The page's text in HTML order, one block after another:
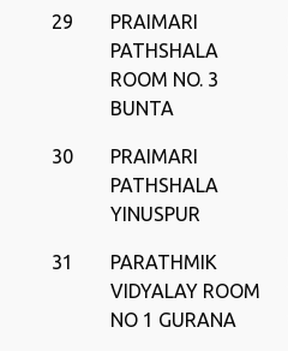
29
PRAIMARI
PATHSHALA
ROOM NO. 3
BUNTA
30
PRAIMARI
PATHSHALA
YINUSPUR
31
PARATHMIK
VIDYALAY ROOM
NO 1 GURANA